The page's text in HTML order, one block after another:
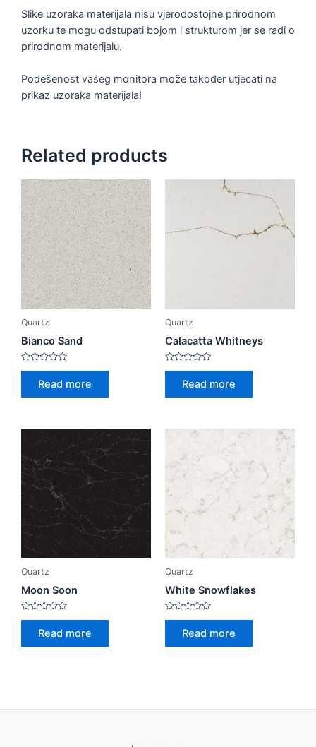
Slike uzoraka materijala nisu vjerodostojne prirodnom
uzorku te mogu odstupati bojom i strukturom jer se radi o
prirodnom materijalu.
Podešenost vašeg monitora može također utjecati na
prikaz uzoraka materijala!
Related products
Quartz
Bianco Sand
Rated
Read more
Quartz
Calacatta Whitneys
Rated
Read more
Quartz
Moon Soon
Rated
Read more
Quartz
White Snowflakes
Rated
Read more